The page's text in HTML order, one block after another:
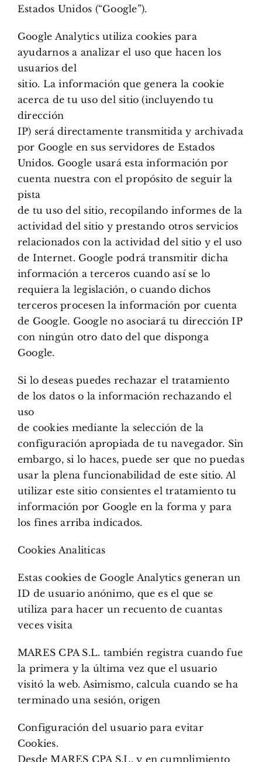
Estados Unidos (“Google”).
Google Analytics utiliza cookies para
ayudarnos a analizar el uso que hacen los
usuarios del
sitio. La información que genera la cookie
acerca de tu uso del sitio (incluyendo tu
dirección
IP) será directamente transmitida y archivada
por Google en sus servidores de Estados
Unidos. Google usará esta información por
cuenta nuestra con el propósito de seguir la
pista
de tu uso del sitio, recopilando informes de la
actividad del sitio y prestando otros servicios
relacionados con la actividad del sitio y el uso
de Internet. Google podrá transmitir dicha
información a terceros cuando así se lo
requiera la legislación, o cuando dichos
terceros procesen la información por cuenta
de Google. Google no asociará tu dirección IP
con ningún otro dato del que disponga
Google.
Si lo deseas puedes rechazar el tratamiento
de los datos o la información rechazando el
uso
de cookies mediante la selección de la
configuración apropiada de tu navegador. Sin
embargo, si lo haces, puede ser que no puedas
usar la plena funcionabilidad de este sitio. Al
utilizar este sitio consientes el tratamiento tu
información por Google en la forma y para
los fines arriba indicados.
Cookies Analiticas
Estas cookies de Google Analytics generan un
ID de usuario anónimo, que es el que se
utiliza para hacer un recuento de cuantas
veces visita
MARES CPA S.L. también registra cuando fue
la primera y la última vez que el usuario
visitó la web. Asimismo, calcula cuando se ha
terminado una sesión, origen
Configuración del usuario para evitar
Cookies.
Desde MARES CPA S.L. y en cumplimiento